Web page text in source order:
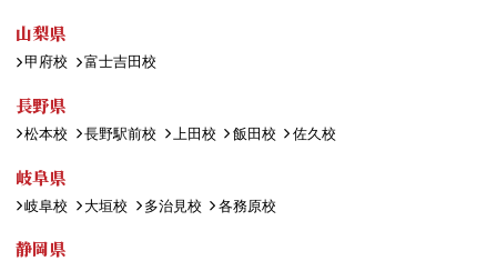
山梨県
甲府校 富士吉田校
長野県
松本校 長野駅前校 上田校 飯田校 佐久校
岐阜県
岐阜校 大垣校 多治見校 各務原校
静岡県